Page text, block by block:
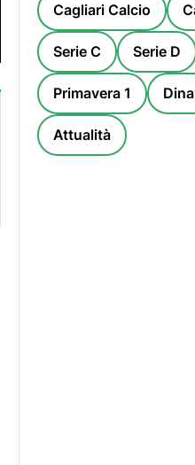
Cagliari Calcio
Serie C Serie D
Primavera 1
Attualità